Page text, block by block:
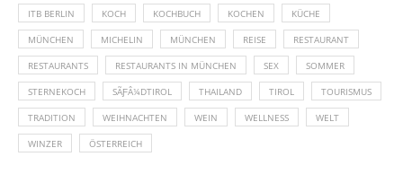
ITB BERLIN KOCH KOCHBUCH KOCHEN KÜCHE
MÜNCHEN MICHELIN MÜNCHEN REISE RESTAURANT
RESTAURANTS RESTAURANTS IN MÜNCHEN SEX SOMMER
STERNEKOCH SÃƑÂ¼DTIROL THAILAND TIROL TOURISMUS
TRADITION WEIHNACHTEN WEIN WELLNESS WELT
WINZER ÖSTERREICH